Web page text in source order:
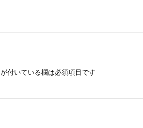
が付いている欄は必須項目です